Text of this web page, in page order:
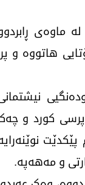
کردووە. لە
هاتووە و
کورد و
(پەکەکە) دامەزراوە . ئەم کۆمیسیۆنە لە 48
و مەهەپە.